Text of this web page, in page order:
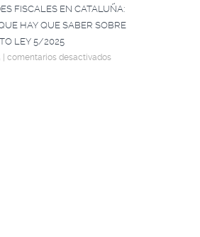
FISCALES EN CATALUÑA:
HAY QUE SABER SOBRE
LEY 5/2025
comentarios desactivados